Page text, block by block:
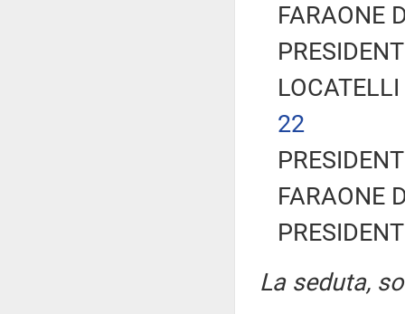
FARAONE
22
FARAONE
La seduta,